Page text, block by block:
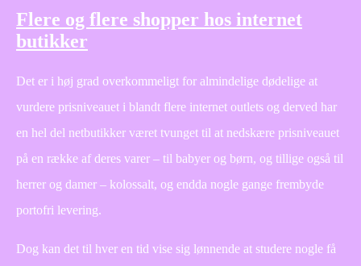
Flere og flere shopper hos internet
butikker
Det er i høj grad overkommeligt for almindelige dødelige at
vurdere prisniveauet i blandt flere internet outlets og derved har
en hel del netbutikker været tvunget til at nedskære prisniveauet
på en række af deres varer – til babyer og børn, og tillige også til
herrer og damer – kolossalt, og endda nogle gange frembyde
portofri levering.
Dog kan det til hver en tid vise sig lønnende at studere nogle få